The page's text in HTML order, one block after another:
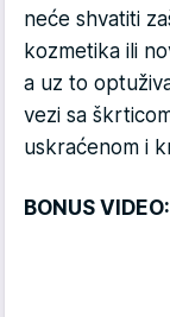
neće shvatiti
kozmetika ili
a uz to
vezi sa
uskraćenom i
BONUS VIDEO: